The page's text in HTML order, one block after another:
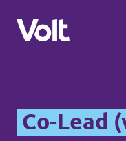
Utrecht
Co-Lead